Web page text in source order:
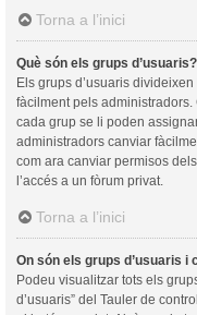
Torna a l’inici
Què són els grups d’usuaris?
Els grups d’usuaris
fàcilment pels
cada grup se li poden
administradors canviar
com ara canviar permisos
l’accés a un fòrum privat.
Torna a l’inici
On són els grups d’usuaris i
Podeu visualitzar tots els
d’usuaris” del Tauler de